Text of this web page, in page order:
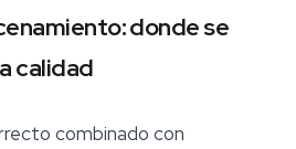
donde se
calidad
combinado con